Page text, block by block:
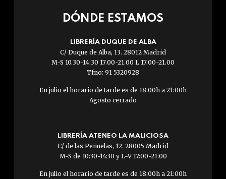
DÓNDE ESTAMOS
LIBRERÍA DUQUE DE ALBA
C/ Duque de Alba, 13. 28012 Madrid
M-S 10.30-14.30 17.00-21.00 L 17.00-21.00
Tfno: 91 5320928
En julio el horario de tarde es de 18:00h a 21:00h
Agosto cerrado
LIBRERÍA ATENEO LA MALICIOSA
C/ de las Peñuelas, 12. 28005 Madrid
M-S de 10:30-14:30 y L-V 17:00-21:00
En julio el horario de tarde es de 18:00h a 21:00h